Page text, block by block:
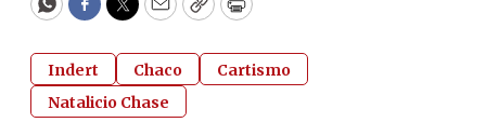
WhatsApp
Facebook
Twitter
EmailCopyPrint
Indert Chaco
Cartismo
Natalicio Chase